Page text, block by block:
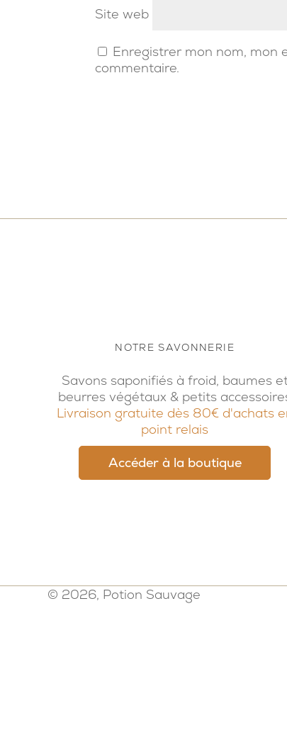
Site web
Enregistrer mon nom, mon
commentaire.
NOTRE SAVONNERIE
Savons saponifiés à froid, baumes
beurres végétaux & petits
Livraison gratuite dès 80€ d'achats
point relais
Accéder à la boutique
© 2026, Potion Sauvage